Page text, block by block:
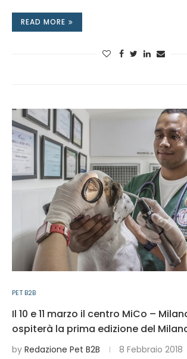
READ MORE
PET B2B
Il 10 e 11 marzo il centro MiCo –
ospiterà la prima edizione del
by Redazione Pet B2B 8 Febbraio 2018